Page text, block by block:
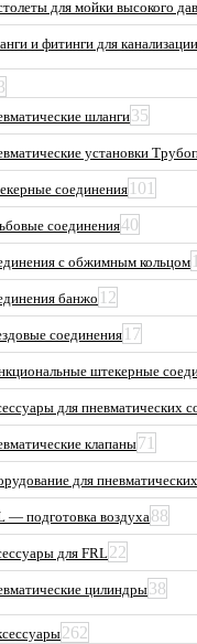
для мойки высокого
и фитинги для канализации
шланги35
установки
соединения 101
соединения40
с обжимным кольцом
банжо 12
соединения 17
штекерные
для пневматических
клапаны71
для
— подготовка воздуха88
для FRL22
цилиндры38
262